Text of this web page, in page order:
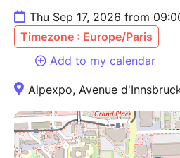
Thu Sep 17, 2026 from
Timezone : Europe/Paris
Add to my calendar
Alpexpo, Avenue